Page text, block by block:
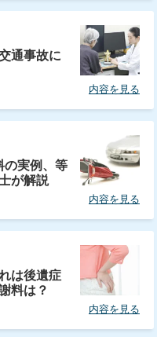
通事故に
内容を見る
の実例、等
が解説
内容を見る
は後遺症
料は？
内容を見る